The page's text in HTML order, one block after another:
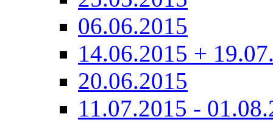
06.06.2015
14.06.2015 +
20.06.2015
11.07.2015 -